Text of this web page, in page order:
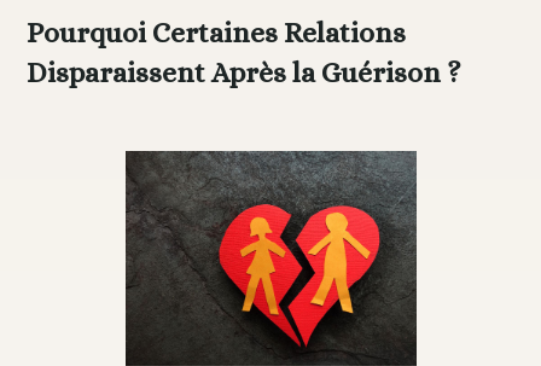
Pourquoi Certaines Relations
Disparaissent Après la Guérison ?